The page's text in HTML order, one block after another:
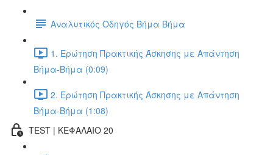
Αναλυτικός Οδηγός Βήμα Βήμα
1. Ερώτηση Πρακτικής Άσκησης με Απάντηση
Βήμα-Βήμα (0:09)
2. Ερώτηση Πρακτικής Άσκησης με Απάντηση
Βήμα-Βήμα (1:08)
TEST | ΚΕΦΑΛΑΙΟ 20